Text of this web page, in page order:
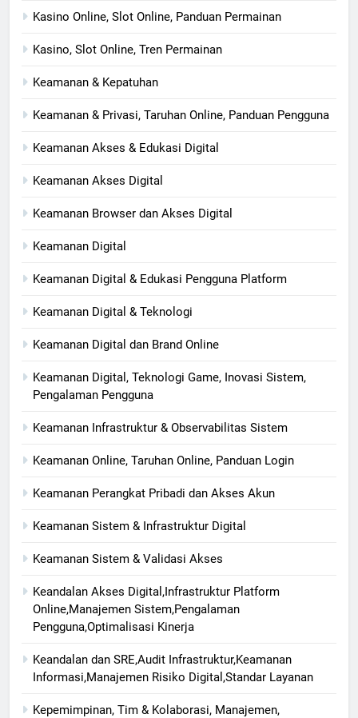
Kasino Online, Slot Online, Panduan Permainan
Kasino, Slot Online, Tren Permainan
Keamanan & Kepatuhan
Keamanan & Privasi, Taruhan Online, Panduan Pengguna
Keamanan Akses & Edukasi Digital
Keamanan Akses Digital
Keamanan Browser dan Akses Digital
Keamanan Digital
Keamanan Digital & Edukasi Pengguna Platform
Keamanan Digital & Teknologi
Keamanan Digital dan Brand Online
Keamanan Digital, Teknologi Game, Inovasi Sistem,
Pengalaman Pengguna
Keamanan Infrastruktur & Observabilitas Sistem
Keamanan Online, Taruhan Online, Panduan Login
Keamanan Perangkat Pribadi dan Akses Akun
Keamanan Sistem & Infrastruktur Digital
Keamanan Sistem & Validasi Akses
Keandalan Akses Digital,Infrastruktur Platform
Online,Manajemen Sistem,Pengalaman
Pengguna,Optimalisasi Kinerja
Keandalan dan SRE,Audit Infrastruktur,Keamanan
Informasi,Manajemen Risiko Digital,Standar Layanan
Kepemimpinan, Tim & Kolaborasi, Manajemen,